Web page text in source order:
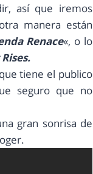
así que iremos
manera están
Renace«, o lo
tiene el publico
seguro que no
gran sonrisa de